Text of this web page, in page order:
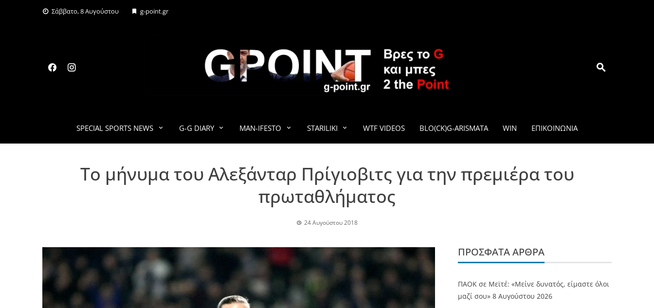
Σάββατο, 8 Αυγούστου g-point.gr
G-POINT.GR
SPECIAL SPORTS NEWS G-G DIARY MAN-IFESTO STARILIKI WTF VIDEOS BLO(CK)G-ARISMATA WIN ΕΠΙΚΟΙΝΩΝΊΑ
Το μήνυμα του Αλεξάνταρ Πρίγιοβιτς για την πρεμιέρα του
πρωταθλήματος
24 Αυγούστου 2018
ΠΡΌΣΦΑΤΑ ΆΡΘΡΑ
ΠΑΟΚ σε Μεϊτέ: «Μείνε δυνατός, είμαστε όλοι
μαζί σου» 8 Αυγούστου 2026